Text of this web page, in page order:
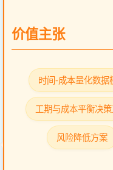
价值主张
时间-成本量化数据
工期与成本平衡决
风险降低方案